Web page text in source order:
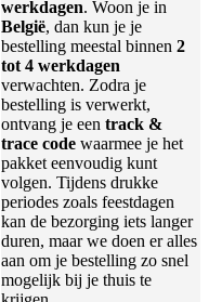
werkdagen. Woon je in
België, dan kun je je
bestelling meestal binnen 2
tot 4 werkdagen
verwachten. Zodra je
bestelling is verwerkt,
ontvang je een track &
trace code waarmee je het
pakket eenvoudig kunt
volgen. Tijdens drukke
periodes zoals feestdagen
kan de bezorging iets langer
duren, maar we doen er alles
aan om je bestelling zo snel
mogelijk bij je thuis te